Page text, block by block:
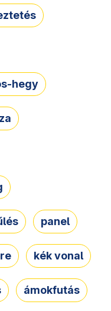
hegy
panel
kék vonal
ámokfutás